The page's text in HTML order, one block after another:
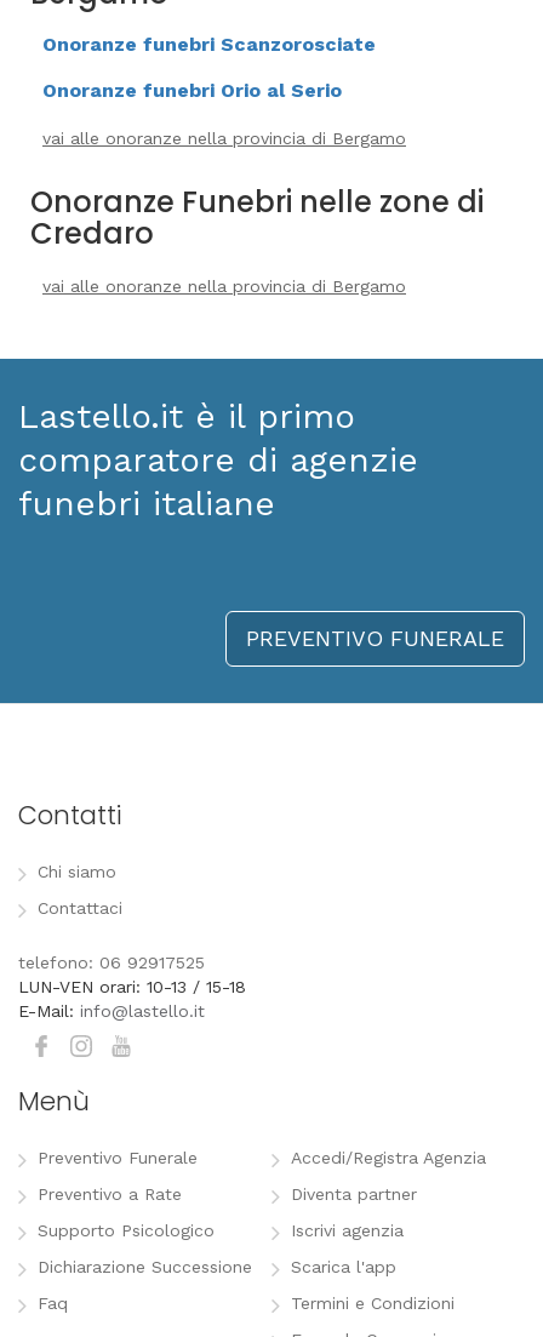
Onoranze funebri Scanzorosciate
Onoranze funebri Orio al Serio
vai alle onoranze nella provincia di Bergamo
Onoranze Funebri nelle zone di
Credaro
vai alle onoranze nella provincia di Bergamo
Lastello.it è il primo
comparatore di agenzie
funebri italiane
PREVENTIVO FUNERALE
Contatti
Chi siamo
Contattaci
telefono: 06 92917525
LUN-VEN orari: 10-13 / 15-18
E-Mail: info@lastello.it
Menù
Preventivo Funerale
Preventivo a Rate
Supporto Psicologico
Dichiarazione Successione
Faq
Accedi/Registra Agenzia
Diventa partner
Iscrivi agenzia
Scarica l'app
Termini e Condizioni